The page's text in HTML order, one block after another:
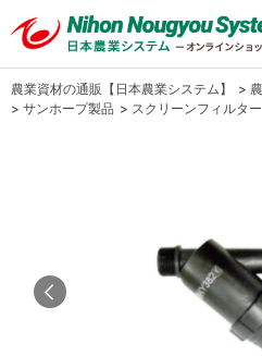
農業資材の通販【日本農業システム】 >
> サンホープ製品 > スクリーンフィルター